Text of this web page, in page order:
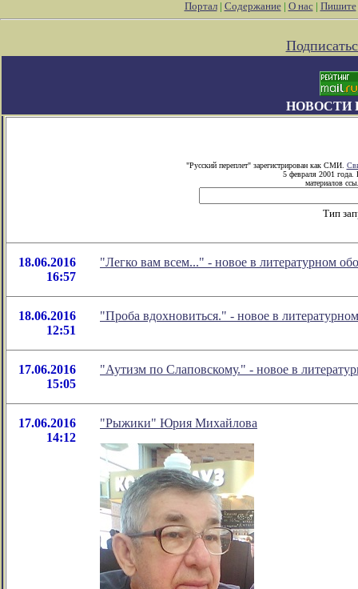
Портал| Содержание| О нас| Пишите
НОВОСТИ
"Русский переплет" зарегистрирован как СМИ.
5 февраля 2001 года.
материалов
Тип
18.06.2016
16:57
"Легко вам всем..." - новое в литературном
18.06.2016
12:51
"Проба вдохновиться." - новое в
17.06.2016
15:05
"Аутизм по Слаповскому." - новое в
17.06.2016
14:12
"Рыжики" Юрия Михайлова